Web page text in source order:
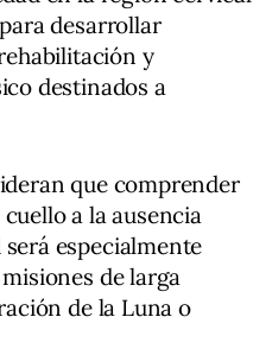
desarrollar
y
destinados a
que comprender
a la ausencia
especialmente
de larga
de la Luna o